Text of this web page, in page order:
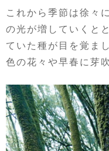
これから季節は徐々
の光が増していくと
ていた種が目を覚ま
色の花々や早春に芽